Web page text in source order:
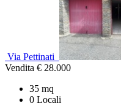
Via Pettinati
Vendita € 28.000
35 mq
0 Locali